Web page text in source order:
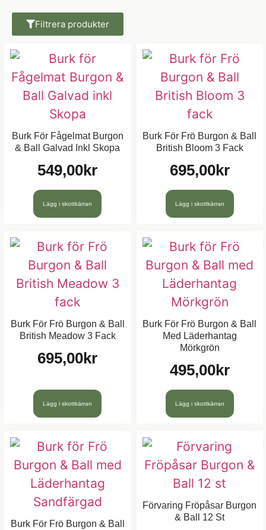
Filtrera produkter
Burk För Fågelmat Burgon
& Ball Galvad Inkl Skopa
549,00kr
Lägg i skottkärran
Burk För Frö Burgon & Ball
British Bloom 3 Fack
695,00kr
Lägg i skottkärran
Burk För Frö Burgon & Ball
British Meadow 3 Fack
695,00kr
Lägg i skottkärran
Burk För Frö Burgon & Ball
Med Läderhantag
Mörkgrön
495,00kr
Lägg i skottkärran
Burk För Frö Burgon & Ball
Förvaring Fröpåsar Burgon
& Ball 12 St